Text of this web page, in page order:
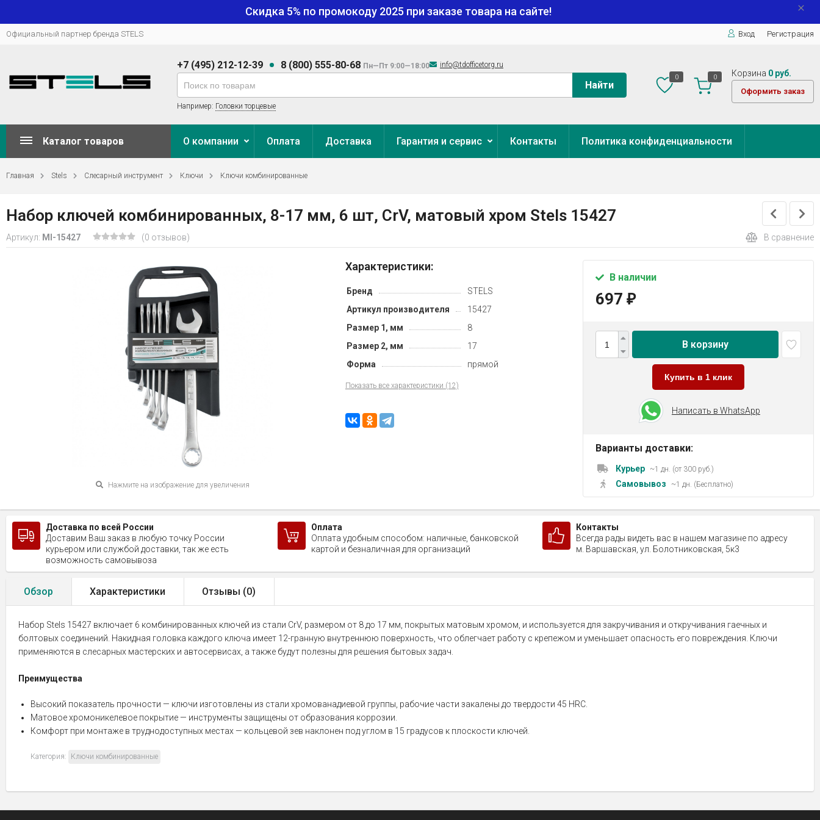
Скидка 5% по промокоду 2025 при заказе товара на сайте!
Официальный партнер бренда STELS Вход Регистрация
+7 (495) 212-12-39 8 (800) 555-80-68 Пн—Пт 9:00—18:00 info@tdofficetorg.ru
Найти
Например: Головки торцевые
0 0 Корзина 0 руб.
Оформить заказ
Каталог товаров О компании Оплата Доставка Гарантия и сервис Контакты Политика конфиденциальности
Главная Stels Слесарный инструмент Ключи Ключи комбинированные
Набор ключей комбинированных, 8-17 мм, 6 шт, CrV, матовый хром Stels 15427
Артикул: MI-15427 (0 отзывов) В сравнение
Нажмите на изображение для увеличения
Характеристики:
Бренд
STELS
Артикул производителя
15427
Размер 1, мм
8
Размер 2, мм
17
Форма
прямой
Показать все характеристики (12)
В наличии
697 ₽
В корзину
Купить в 1 клик
Написать в WhatsApp
Варианты доставки:
Курьер ~1 дн. (от 300 руб.)
Самовывоз ~1 дн. (Бесплатно)
Доставка по всей России
Доставим Ваш заказ в любую точку России
курьером или службой доставки, так же есть
возможность самовывоза
Оплата
Оплата удобным способом: наличные, банковской
картой и безналичная для организаций
Контакты
Всегда рады видеть вас в нашем магазине по адресу
м. Варшавская, ул. Болотниковская, 5к3
Обзор Характеристики Отзывы (0)
Набор Stels 15427 включает 6 комбинированных ключей из стали CrV, размером от 8 до 17 мм, покрытых матовым хромом, и используется для закручивания и откручивания гаечных и
болтовых соединений. Накидная головка каждого ключа имеет 12-гранную внутреннюю поверхность, что облегчает работу с крепежом и уменьшает опасность его повреждения. Ключи
применяются в слесарных мастерских и автосервисах, а также будут полезны для решения бытовых задач.
Преимущества
Высокий показатель прочности — ключи изготовлены из стали хромованадиевой группы, рабочие части закалены до твердости 45 HRC.
Матовое хромоникелевое покрытие — инструменты защищены от образования коррозии.
Комфорт при монтаже в труднодоступных местах — кольцевой зев наклонен под углом в 15 градусов к плоскости ключей.
Категория: Ключи комбинированные